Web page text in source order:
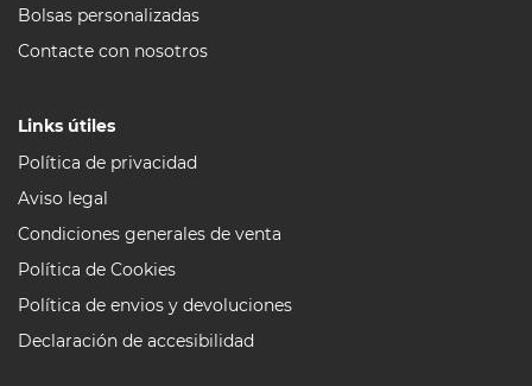
Bolsas personalizadas
Contacte con nosotros
Links útiles
Política de privacidad
Aviso legal
Condiciones generales de venta
Política de Cookies
Política de envios y devoluciones
Declaración de accesibilidad